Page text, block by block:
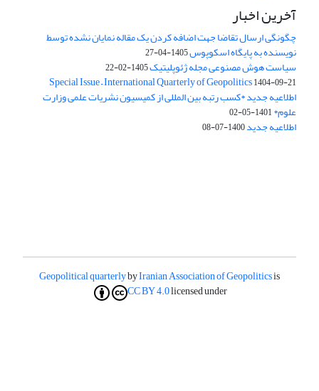
آخرین اخبار
چگونگی ارسال تقاضا جهت اضافه کردن یک مقاله نمایان نشده توسط
نویسنده به پایگاه اسکوپوس1405-04-27
سیاست هوش مصنوعی مجله ژئوپلیتیک1405-02-22
Special Issue – International Quarterly of Geopolitics1404-09-21
اطلاعیه جدید *کسب رتبه بین المللی از کمیسیون نشریات علمی وزارت
علوم*1401-05-02
اطلاعیه جدید1400-07-08
Geopolitical quarterlybyIranian Association of Geopoliticsis
licensed under
CC BY 4.0